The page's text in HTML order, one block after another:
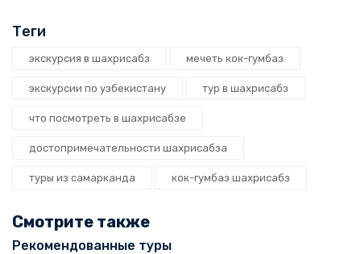
Теги
экскурсия в шахрисабз мечеть кок-гумбаз
экскурсии по узбекистану тур в шахрисабз
что посмотреть в шахрисабзе
достопримечательности шахрисабза
туры из самарканда кок-гумбаз шахрисабз
Смотрите также
Рекомендованные туры